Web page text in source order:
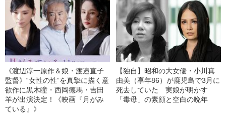
《渡辺淳一原作＆娘・渡邉直子
監督》“女性の性”を真摯に描く意
欲作に黒木瞳・西岡德馬・吉田
羊が出演決定！《映画『月がみ
ている』》
【独自】昭和の大女優・小川真
由美（享年86）が鹿児島で3月に
死去していた 実娘が明かす
「毒母」の素顔と空白の晩年